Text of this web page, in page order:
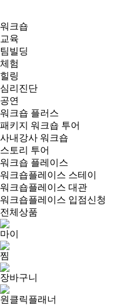
워크숍
교육
팀빌딩
체험
힐링
심리진단
공연
워크숍 플러스
패키지 워크숍 투어
사내강사 워크숍
스토리 투어
워크숍 플레이스
워크숍플레이스 스테이
워크숍플레이스 대관
워크숍플레이스 입점신청
전체상품
마이
찜
장바구니
원클릭플래너